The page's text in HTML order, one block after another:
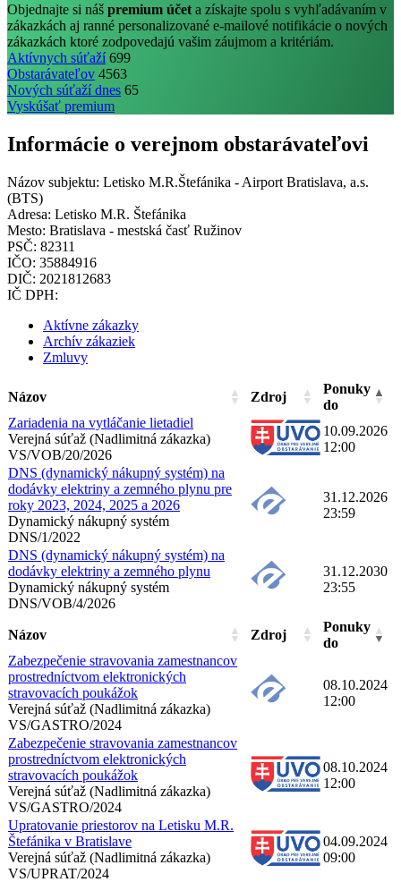
Objednajte si náš premium účet a získajte spolu s vyhľadávaním v
zákazkách aj ranné personalizované e-mailové notifikácie o nových
zákazkách ktoré zodpovedajú vašim záujmom a kritériám.
Aktívnych súťaží 699
Obstarávateľov 4563
Nových súťaží dnes 65
Vyskúšať premium
Informácie o verejnom obstarávateľovi
Názov subjektu: Letisko M.R.Štefánika - Airport Bratislava, a.s.
(BTS)
Adresa: Letisko M.R. Štefánika
Mesto: Bratislava - mestská časť Ružinov
PSČ: 82311
IČO: 35884916
DIČ: 2021812683
IČ DPH:
Aktívne zákazky
Archív zákaziek
Zmluvy
Názov Zdroj
Ponuky
do
Zariadenia na vytláčanie lietadiel
Verejná súťaž (Nadlimitná zákazka)
VS/VOB/20/2026
10.09.2026
12:00
DNS (dynamický nákupný systém) na
dodávky elektriny a zemného plynu pre
roky 2023, 2024, 2025 a 2026
Dynamický nákupný systém
DNS/1/2022
31.12.2026
23:59
DNS (dynamický nákupný systém) na
dodávky elektriny a zemného plynu
Dynamický nákupný systém
DNS/VOB/4/2026
31.12.2030
23:55
Názov Zdroj
Ponuky
do
Zabezpečenie stravovania zamestnancov
prostredníctvom elektronických
stravovacích poukážok
Verejná súťaž (Nadlimitná zákazka)
VS/GASTRO/2024
08.10.2024
12:00
Zabezpečenie stravovania zamestnancov
prostredníctvom elektronických
stravovacích poukážok
Verejná súťaž (Nadlimitná zákazka)
VS/GASTRO/2024
08.10.2024
12:00
Upratovanie priestorov na Letisku M.R.
Štefánika v Bratislave
Verejná súťaž (Nadlimitná zákazka)
VS/UPRAT/2024
04.09.2024
09:00